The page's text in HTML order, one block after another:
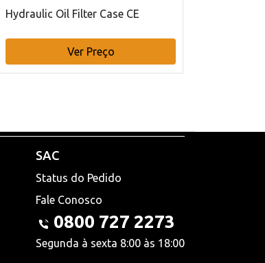
Hydraulic Oil Filter Case CE
Ver Preço
SAC
Status do Pedido
Fale Conosco
0800 727 2273
Segunda à sexta 8:00 às 18:00